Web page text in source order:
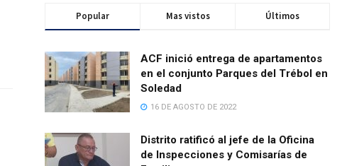
Popular Mas vistos Últimos
ACF inició entrega de apartamentos
en el conjunto Parques del Trébol en
Soledad
16 DE AGOSTO DE 2022
Distrito ratificó al jefe de la Oficina
de Inspecciones y Comisarías de